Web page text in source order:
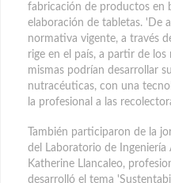
fabricación de productos en
elaboración de tabletas. 'De
normativa vigente, a través
rige en el país, a partir de
mismas podrían desarrollar
nutracéuticas, con una
la profesional a las
También participaron de la
del Laboratorio de Ingeniería
Katherine Llancaleo,
desarrolló el tema